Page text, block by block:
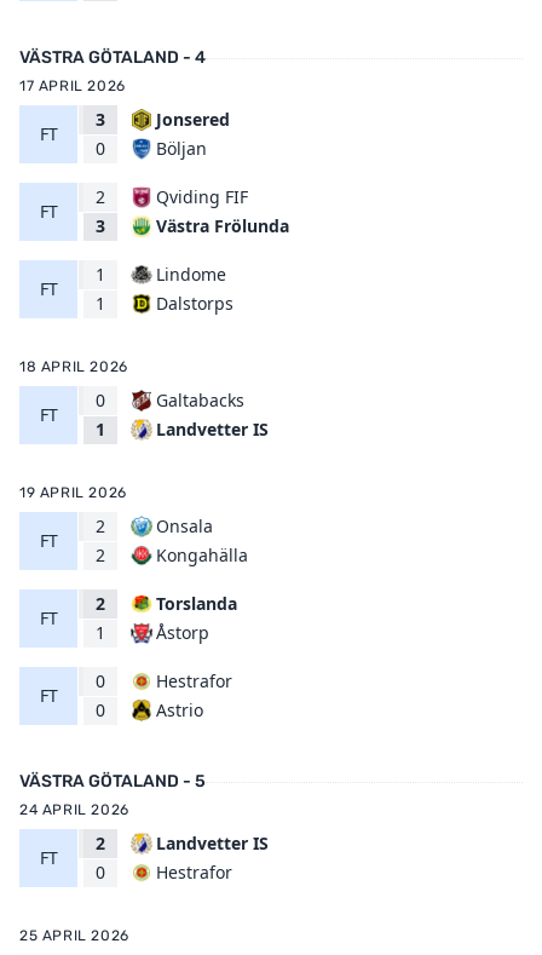
VÄSTRA GÖTALAND - 4
17 APRIL 2026
FT
3
0
Jonsered
Böljan
FT
2
3
Qviding FIF
Västra Frölunda
FT
1
1
Lindome
Dalstorps
18 APRIL 2026
FT
0
1
Galtabacks
Landvetter IS
19 APRIL 2026
FT
2
2
Onsala
Kongahälla
FT
2
1
Torslanda
Åstorp
FT
0
0
Hestrafor
Astrio
VÄSTRA GÖTALAND - 5
24 APRIL 2026
FT
2
0
Landvetter IS
Hestrafor
25 APRIL 2026